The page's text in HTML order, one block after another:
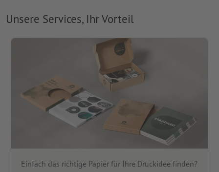
Unsere Services, Ihr Vorteil
Einfach das richtige Papier für Ihre Druckidee finden?